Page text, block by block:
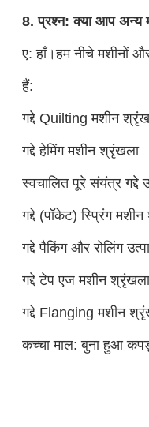
8. प्रश्न: क्या आप अन्य
ए: हाँ।हम नीचे मशीनों
हैं:
गद्दे Quilting मशीन
गद्दे हेमिंग मशीन श्रृंखला
स्वचालित पूरे संयंत्र गद्दे
गद्दे (पॉकेट) स्प्रिंग
गद्दे पैकिंग और रोलिंग
गद्दे टेप एज मशीन श्रृंखला
गद्दे Flanging मशीन
कच्चा माल: बुना हुआ